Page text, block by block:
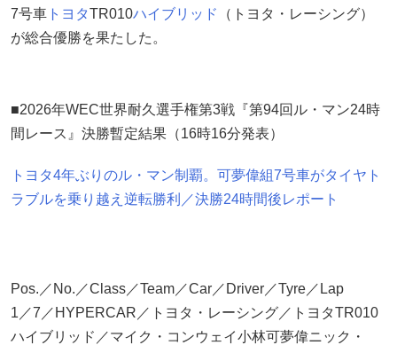
7号車 トヨタTR010ハイブリッド
（トヨタ・レーシング）
が総合優勝を果たした。
■2026年WEC世界耐久選手権第3戦『第94回ル・マン24時
間レース』決勝暫定結果（16時16分発表）
トヨタ4年ぶりのル・マン制覇。可夢偉組7号車がタイヤト
ラブルを乗り越え逆転勝利／決勝24時間後レポート
Pos.／No.／Class／Team／Car／Driver／Tyre／Lap
1／7／HYPERCAR／トヨタ・レーシング／トヨタTR010
ハイブリッド／マイク・コンウェイ小林可夢偉ニック・